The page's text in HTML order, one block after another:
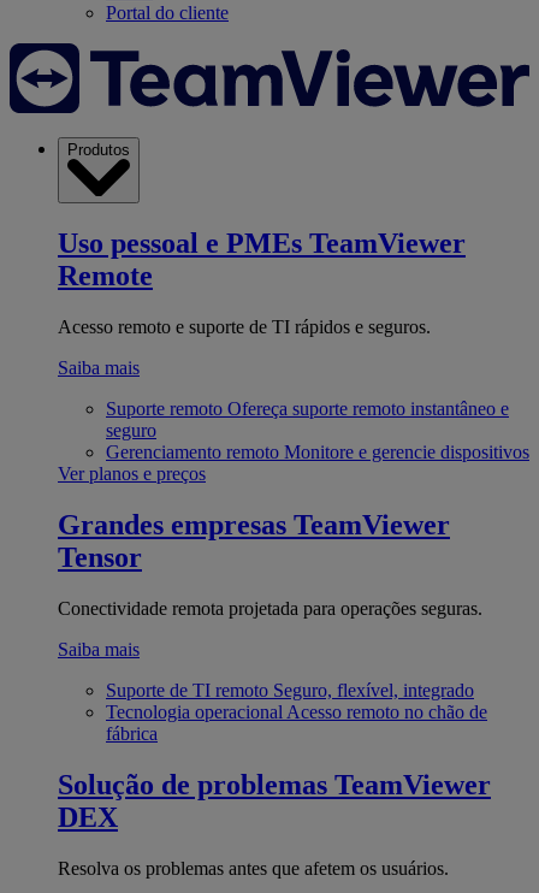
Portal do cliente
Produtos
Uso pessoal e PMEs TeamViewer
Remote
Acesso remoto e suporte de TI rápidos e seguros.
Saiba mais
Suporte remoto Ofereça suporte remoto instantâneo e
seguro
Gerenciamento remoto Monitore e gerencie dispositivos
Ver planos e preços
Grandes empresas TeamViewer
Tensor
Conectividade remota projetada para operações seguras.
Saiba mais
Suporte de TI remoto Seguro, flexível, integrado
Tecnologia operacional Acesso remoto no chão de
fábrica
Solução de problemas TeamViewer
DEX
Resolva os problemas antes que afetem os usuários.